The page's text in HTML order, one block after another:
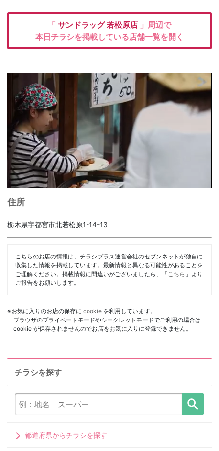
「 サンドラッグ若松原店 」周辺で
本日チラシを掲載している店舗一覧を開く
住所
栃木県宇都宮市北若松原1-14-13
こちらのお店の情報は、チラシプラス運営会社のセブンネットが独自に
収集した情報を掲載しています。最新情報と異なる可能性があることを
ご理解ください。掲載情報に間違いがございましたら、「 こちら 」より
ご報告をお願いします。
※お気に入りのお店の保存に cookie を利用しています。
ブラウザのプライベートモードやシークレットモードでご利用の場合は
cookie が保存されませんのでお店をお気に入りに登録できません。
チラシを探す
都道府県からチラシを探す